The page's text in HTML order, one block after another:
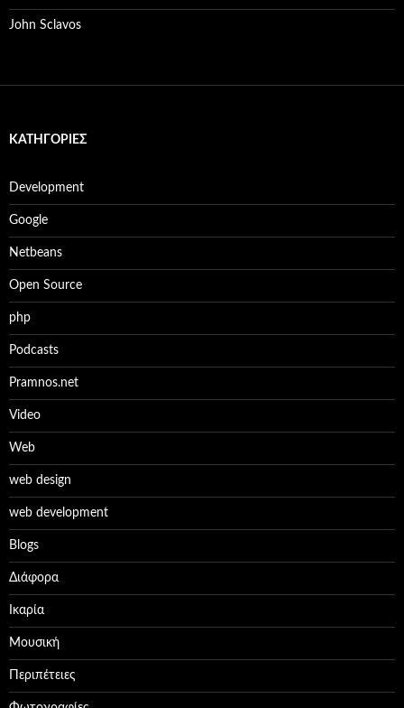
John Sclavos
KΑΤΗΓΟΡΊΕΣ
Development
Google
Netbeans
Open Source
php
Podcasts
Pramnos.net
Video
Web
web design
web development
Βlogs
Διάφορα
Ικαρία
Μουσική
Περιπέτειες